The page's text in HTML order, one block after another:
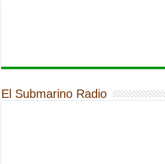
El Submarino Radio